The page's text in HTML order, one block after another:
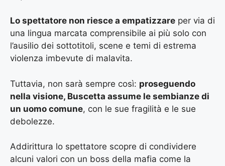
Lo spettatore non riesce a empatizzare per via di
una lingua marcata comprensibile ai più solo con
l’ausilio dei sottotitoli, scene e temi di estrema
violenza imbevute di malavita.
Tuttavia, non sarà sempre così: proseguendo
nella visione, Buscetta assume le sembianze di
un uomo comune, con le sue fragilità e le sue
debolezze.
Addirittura lo spettatore scopre di condividere
alcuni valori con un boss della mafia come la